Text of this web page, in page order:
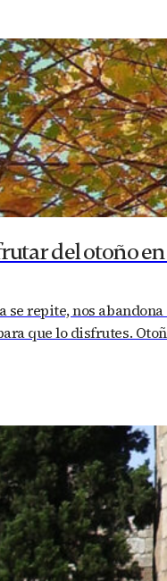
del otoño
se repite, nos
que lo disfrutes.